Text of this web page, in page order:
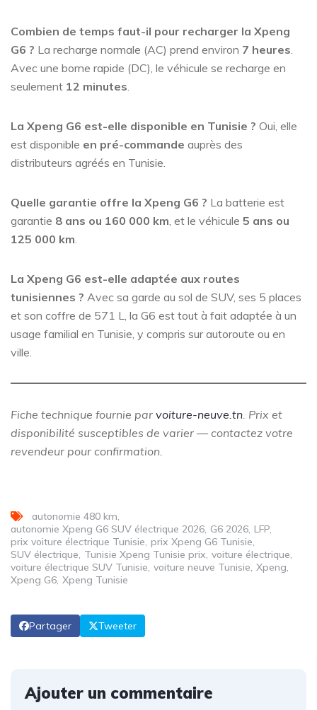
Combien de temps faut-il pour recharger la Xpeng
G6 ? La recharge normale (AC) prend environ 7 heures
Avec une borne rapide (DC), le véhicule se recharge en
seulement 12 minutes
La Xpeng G6 est-elle disponible en Tunisie ? Oui, elle
est disponible en pré-commande auprès des
distributeurs agréés en Tunisie.
Quelle garantie offre la Xpeng G6 ? La batterie est
garantie 8 ans ou 160 000 km , et le véhicule 5 ans ou
125 000 km
La Xpeng G6 est-elle adaptée aux routes
tunisiennes ? Avec sa garde au sol de SUV, ses 5 places
et son coffre de 571 L, la G6 est tout à fait adaptée à un
usage familial en Tunisie, y compris sur autoroute ou en
ville.
Fiche technique fournie par voiture-neuve.tn . Prix et
disponibilité susceptibles de varier — contactez votre
revendeur pour confirmation.
autonomie 480 km
autonomie Xpeng G6 SUV électrique 2026 G6 2026 LFP
prix voiture électrique Tunisie prix Xpeng G6 Tunisie
SUV électrique Tunisie Xpeng Tunisie prix voiture électrique
voiture électrique SUV Tunisie voiture neuve Tunisie Xpeng
Xpeng G6 Xpeng Tunisie
Partager Tweeter
Ajouter un commentaire